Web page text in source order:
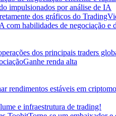
impulsionados por análise de IA
dos gráficos do
com habilidades de negociação e
dos principais traders
Ganhe renda alta
rendimentos estáveis em
e infraestrutura de trading!